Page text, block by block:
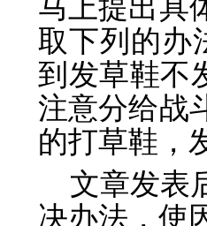
马上提出具
取下列的办
到发草鞋不
注意分给战
的打草鞋，
文章发表
决办法，使